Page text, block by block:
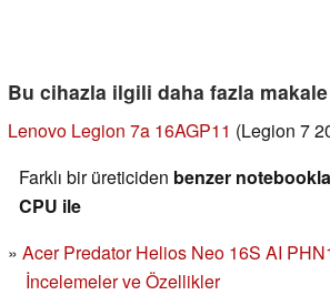
Bu cihazla ilgili daha fazla makale
Lenovo Legion 7a 16AGP11 (Legion 7
Farklı bir üreticiden benzer
CPU ile
Acer Predator Helios Neo 16S AI
İncelemeler ve Özellikler